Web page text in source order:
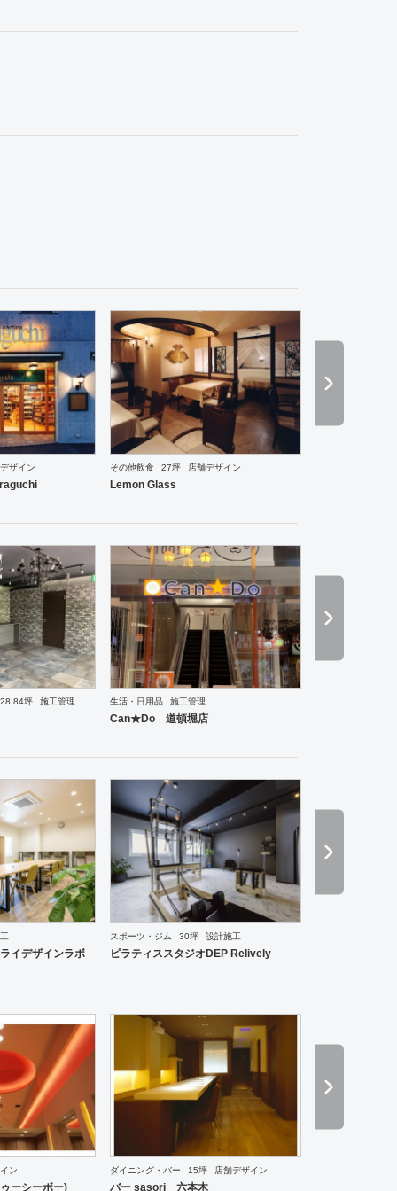
メン・そば・うどん 和食・寿司 焼肉・中華料理・韓国料理
ザイン その他飲食 27坪 店舗デザイン
Lemon Glass
韓国料理 イベントブース・ショールーム
28.84坪 施工管理 生活・日用品 施工管理
Can★Do 道頓堀店
メン・そば・うどん 和食・寿司 焼肉・中華料理・韓国料理 その他
イデザインラボ
スポーツ・ジム 30坪 設計施工
ピラティススタジオDEP Relively
ン
ーシーボー)
ダイニング・バー 15坪 店舗デザイン
バー sasori 六本木